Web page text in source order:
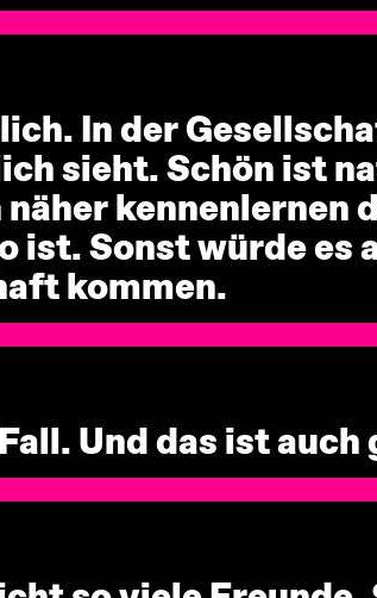
In der
sieht. Schön ist
kennenlernen
ist. Sonst würde es
kommen.
Und das ist auch